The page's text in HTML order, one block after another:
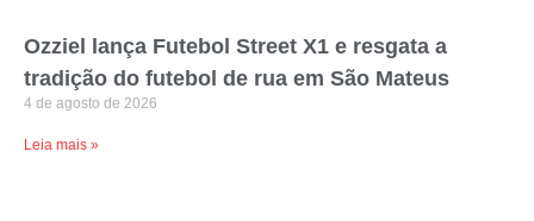
Ozziel lança Futebol Street X1 e resgata a
tradição do futebol de rua em São Mateus
4 de agosto de 2026
Leia mais »